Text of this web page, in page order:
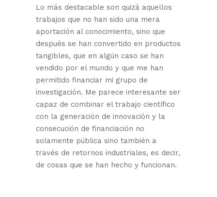
Lo más destacable son quizá aquellos
trabajos que no han sido una mera
aportación al conocimiento, sino que
después se han convertido en productos
tangibles, que en algún caso se han
vendido por el mundo y que me han
permitido financiar mi grupo de
investigación. Me parece interesante ser
capaz de combinar el trabajo científico
con la generación de innovación y la
consecución de financiación no
solamente pública sino también a
través de retornos industriales, es decir,
de cosas que se han hecho y funcionan.